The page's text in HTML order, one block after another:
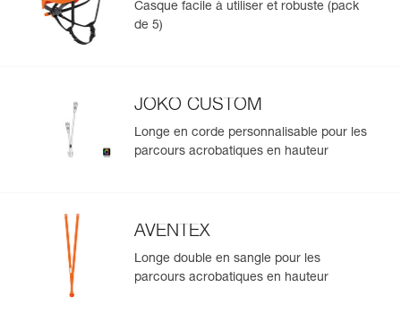
- zone de marquage spécifique à l'extérieur permettant
d'identifier facilement le harnais lorsqu'il est rangé,
- cartonnette d'identification individuelle intégrée au
- facilité de nettoyage.
Disponible à l'unité ou en regroupement par cinq.
Importez et exportez facilement vos données EPI
existantes.
En savoir plus
Casque facile à utiliser et robuste (pack
de 5)
JOKO CUSTOM
Longe en corde personnalisable pour les
parcours acrobatiques en hauteur
AVENTEX
Longe double en sangle pour les
parcours acrobatiques en hauteur